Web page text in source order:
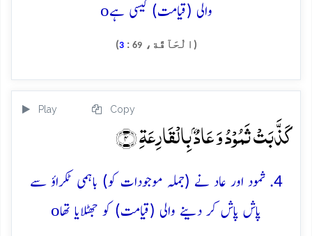
والی (قیامت) کیسی ہےo
(الْحَآقَّة،69
:
3
)
Play Copy
کَذَّبَتۡ ثَمُوۡدُ وَ عَادٌۢ بِالۡقَارِعَۃِ ﴿۴﴾
4. ثمود اور عاد نے (جملہ موجودات کو) باہمی ٹکراؤ سے
پاش پاش کر دینے والی (قیامت) کو جھٹلایا تھاo